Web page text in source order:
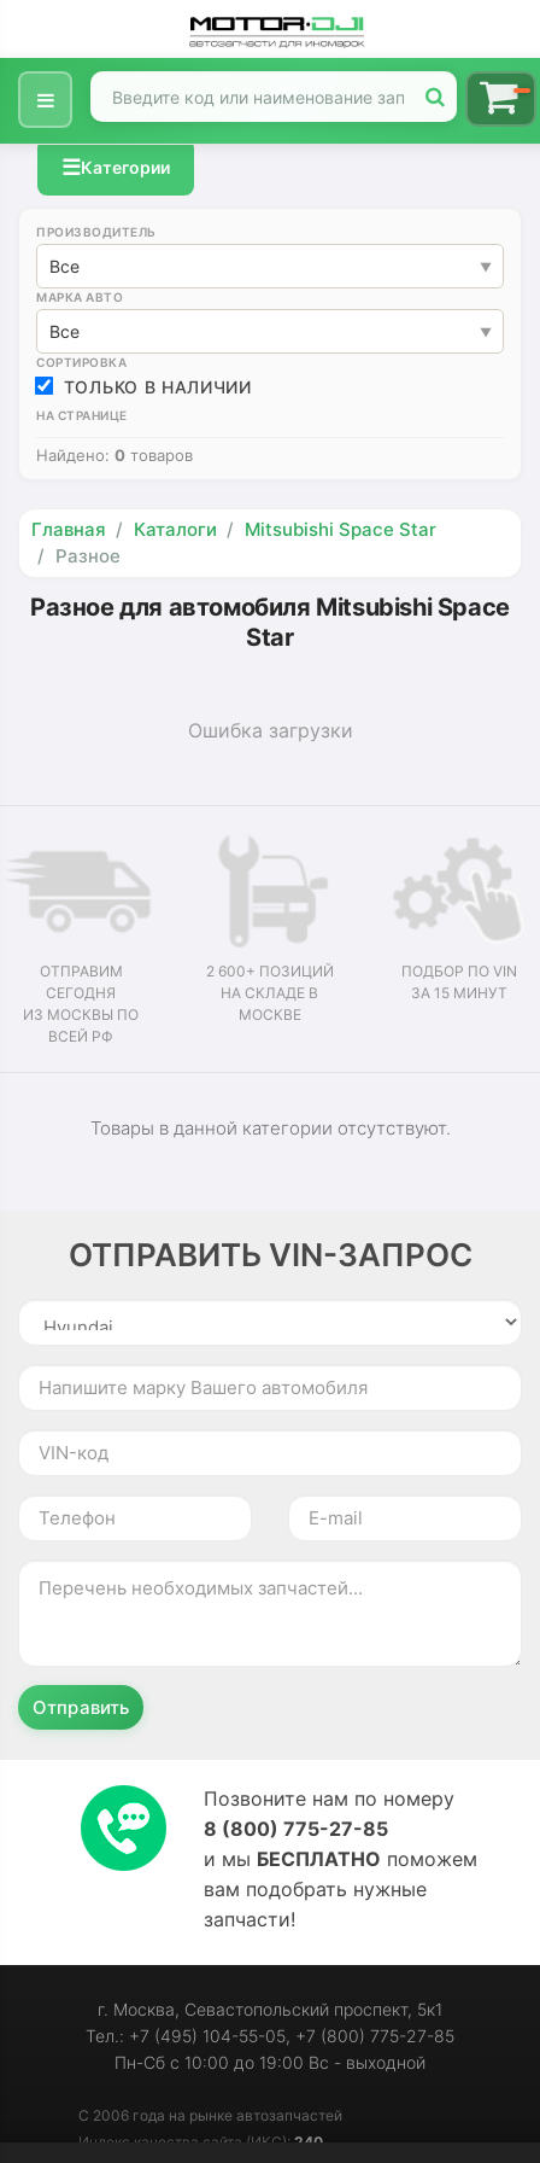
☰Категории
ПРОИЗВОДИТЕЛЬ
Все
МАРКА АВТО
Все
СОРТИРОВКА
ТОЛЬКО В НАЛИЧИИ
НА СТРАНИЦЕ
Найдено: 0 товаров
Главная Каталоги
Mitsubishi Space Star
Разное
Разное для автомобиля Mitsubishi Space
Star
Ошибка загрузки
ОТПРАВИМ
СЕГОДНЯ
ИЗ МОСКВЫ ПО
ВСЕЙ РФ
2 600+ ПОЗИЦИЙ
НА СКЛАДЕ В
МОСКВЕ
ПОДБОР ПО VIN
ЗА 15 МИНУТ
Товары в данной категории отсутствуют.
ОТПРАВИТЬ VIN-ЗАПРОС
Отправить
Позвоните нам по номеру
8 (800) 775-27-85
и мы БЕСПЛАТНО поможем
вам подобрать нужные
запчасти!
г. Москва, Севастопольский проспект, 5к1
Тел.: +7 (495) 104-55-05, +7 (800) 775-27-85
Пн-Сб с 10:00 до 19:00 Вс - выходной
С 2006 года на рынке автозапчастей
Индекс качества сайта (ИКС): 240